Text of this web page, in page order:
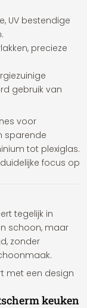
UV bestendige
precieze
gebruik van
voor
sparende
tot plexiglas.
focus op
tegelijk in
schoon, maar
zonder
met een design
keuken